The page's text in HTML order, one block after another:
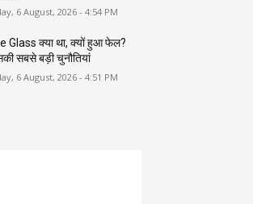
6 August, 2026 - 4:54 PM
Glass क्या था, क्यों हुआ फेल?
सबसे बड़ी चुनौतियां
6 August, 2026 - 4:51 PM